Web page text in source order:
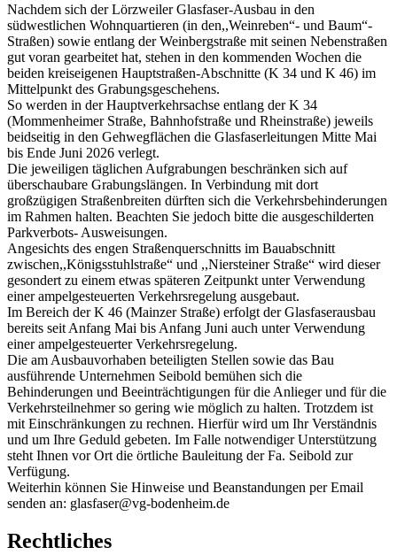
Nachdem sich der Lörzweiler Glasfaser-Ausbau in den
südwestlichen Wohnquartieren (in den,,Weinreben“- und Baum“-
Straßen) sowie entlang der Weinbergstraße mit seinen Nebenstraßen
gut voran gearbeitet hat, stehen in den kommenden Wochen die
beiden kreiseigenen Hauptstraßen-Abschnitte (K 34 und K 46) im
Mittelpunkt des Grabungsgeschehens.
So werden in der Hauptverkehrsachse entlang der K 34
(Mommenheimer Straße, Bahnhofstraße und Rheinstraße) jeweils
beidseitig in den Gehwegflächen die Glasfaserleitungen Mitte Mai
bis Ende Juni 2026 verlegt.
Die jeweiligen täglichen Aufgrabungen beschränken sich auf
überschaubare Grabungslängen. In Verbindung mit dort
großzügigen Straßenbreiten dürften sich die Verkehrsbehinderungen
im Rahmen halten. Beachten Sie jedoch bitte die ausgeschilderten
Parkverbots- Ausweisungen.
Angesichts des engen Straßenquerschnitts im Bauabschnitt
zwischen,,Königsstuhlstraße“ und ,,Niersteiner Straße“ wird dieser
gesondert zu einem etwas späteren Zeitpunkt unter Verwendung
einer ampelgesteuerten Verkehrsregelung ausgebaut.
Im Bereich der K 46 (Mainzer Straße) erfolgt der Glasfaserausbau
bereits seit Anfang Mai bis Anfang Juni auch unter Verwendung
einer ampelgesteuerter Verkehrsregelung.
Die am Ausbauvorhaben beteiligten Stellen sowie das Bau
ausführende Unternehmen Seibold bemühen sich die
Behinderungen und Beeinträchtigungen für die Anlieger und für die
Verkehrsteilnehmer so gering wie möglich zu halten. Trotzdem ist
mit Einschränkungen zu rechnen. Hierfür wird um Ihr Verständnis
und um Ihre Geduld gebeten. Im Falle notwendiger Unterstützung
steht Ihnen vor Ort die örtliche Bauleitung der Fa. Seibold zur
Verfügung.
Weiterhin können Sie Hinweise und Beanstandungen per Email
senden an: glasfaser@vg-bodenheim.de
Rechtliches